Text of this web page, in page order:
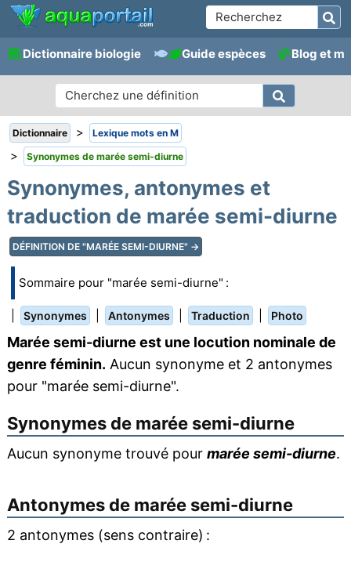
Dictionnaire biologie Guide espèces Blog et
Dictionnaire > Lexique mots en M
> Synonymes de marée semi-diurne
Synonymes, antonymes et
traduction de marée semi-diurne
DÉFINITION DE "MARÉE SEMI-DIURNE" →
Sommaire pour "marée semi-diurne" :
Synonymes Antonymes Traduction Photo
Marée semi-diurne est une locution nominale de
genre féminin. Aucun synonyme et 2 antonymes
pour "marée semi-diurne".
Synonymes de marée semi-diurne
Aucun synonyme trouvé pour marée semi-diurne.
Antonymes de marée semi-diurne
2 antonymes (sens contraire) :